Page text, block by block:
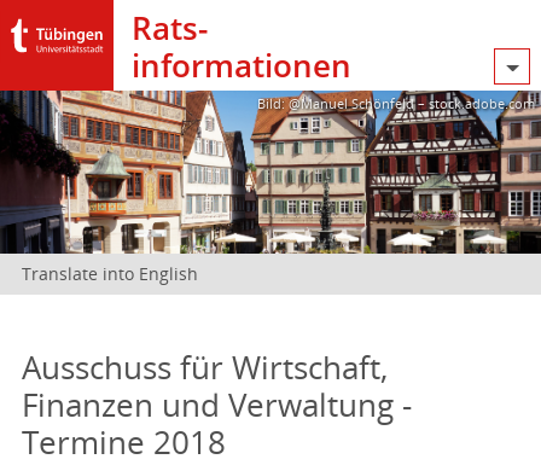
Rats­
informationen
Bild: @Manuel Schönfeld – stock.adobe.com
Translate into English
Ausschuss für Wirtschaft,
Finanzen und Verwaltung -
Termine 2018